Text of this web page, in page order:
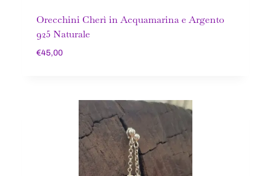
Orecchini Cherì in Acquamarina e Argento
925 Naturale
€45,00